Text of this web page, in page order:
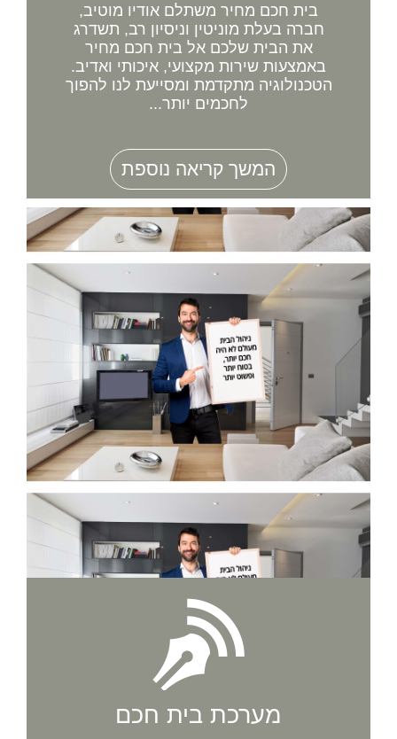
בית חכם מחיר משתלם אודיו מוטיב,
חברה בעלת מוניטין וניסיון רב, תשדרג
את הבית שלכם אל בית חכם מחיר
באמצעות שירות מקצועי, איכותי ואדיב.
הטכנולוגיה מתקדמת ומסייעת לנו להפוך
לחכמים יותר...
המשך קריאה נוספת
מערכת בית חכם